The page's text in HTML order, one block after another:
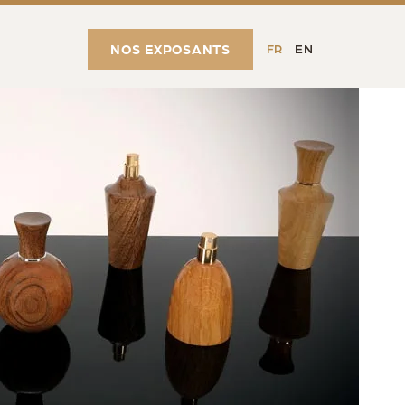
NOS EXPOSANTS FR EN